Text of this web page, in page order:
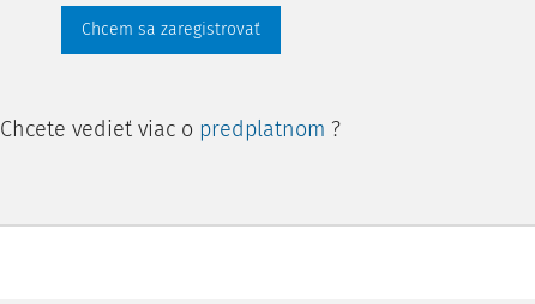
Chcem sa zaregistrovať
Chcete vedieť viac o predplatnom ?